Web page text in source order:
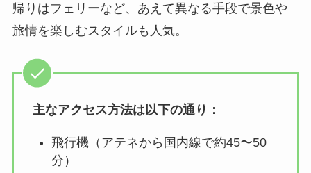
帰りはフェリーなど、あえて異なる手段で景色や
旅情を楽しむスタイルも人気。
主なアクセス方法は以下の通り：
飛行機（アテネから国内線で約45〜50
分）